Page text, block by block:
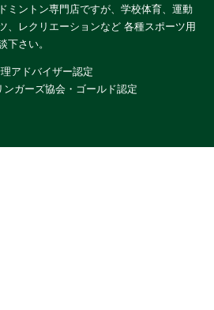
ミントン専門店ですが、学校体育、運動
、レクリエーションなど 各種スポーツ用
下さい。
アドバイザー認定
ンガーズ協会・ゴールド認定